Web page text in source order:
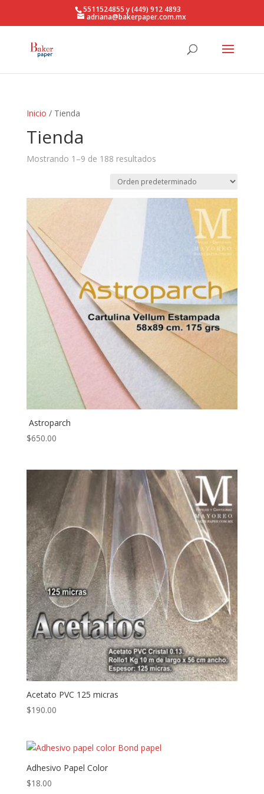
5511524855 y (449) 912 4893
adriana@bakerpaper.com.mx
Inicio / Tienda
Tienda
Mostrando 1–9 de 188 resultados
Astroparch
$650.00
Acetato PVC 125 micras
$190.00
Adhesivo Papel Color
$18.00